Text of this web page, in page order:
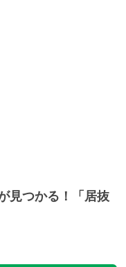
見つかる！「居抜